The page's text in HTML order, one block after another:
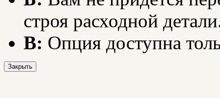
строя расходной
В: Опция доступна
Закрыть